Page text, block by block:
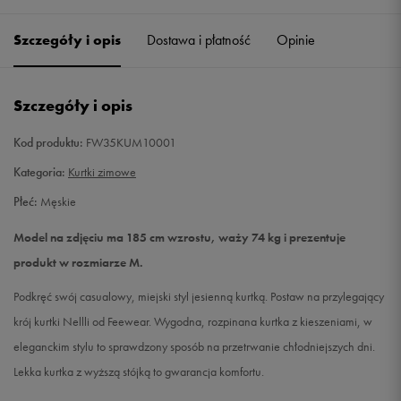
L Powiadom o dostępności
Szczegóły i opis Dostawa i płatność Opinie
Szczegóły i opis
Kod produktu: FW35KUM10001
Kategoria: Kurtki zimowe
Płeć: Męskie
Model na zdjęciu ma 185 cm wzrostu, waży 74 kg i prezentuje
produkt w rozmiarze M.
Podkręć swój casualowy, miejski styl jesienną kurtką. Postaw na przylegający
krój kurtki Nellli od Feewear. Wygodna, rozpinana kurtka z kieszeniami, w
eleganckim stylu to sprawdzony sposób na przetrwanie chłodniejszych dni.
Lekka kurtka z wyższą stójką to gwarancja komfortu.